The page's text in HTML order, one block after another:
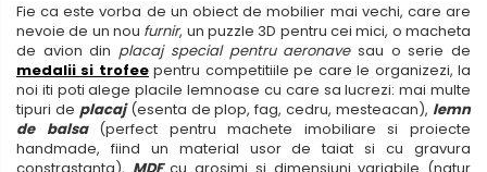
Fie ca este vorba de un obiect de mobilier mai vechi, care are
nevoie de un nou furnir, un puzzle 3D pentru cei mici, o macheta
de avion dinplacaj special pentru aeronavesau o serie de
medalii si trofeepentru competitiile pe care le organizezi, la
noi iti poti alege placile lemnoase cu care sa lucrezi: mai multe
tipuri de placaj(esenta de plop, fag, cedru, mesteacan), lemn
de balsa(perfect pentru machete imobiliare si proiecte
handmade, fiind un material usor de taiat si cu gravura